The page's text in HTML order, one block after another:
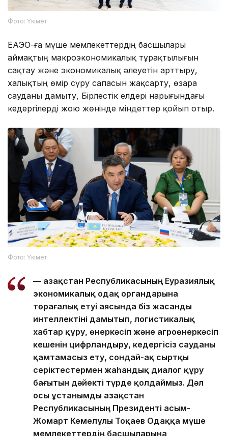
Фото: Үкімет
ЕАЭО-ға мүше мемлекеттердің басшылары
аймақтың макроэкономикалық тұрақтылығын
сақтау және экономикалық әлеуетін арттыру,
халықтың өмір сүру сапасын жақсарту, өзара
сауданы дамыту, Бірлестік елдері нарығындағы
кедергілерді жою жөнінде міндеттер қойып отыр.
Фото: Үкімет
— Қазақстан Республикасының Еуразиялық
экономикалық одақ органдарына
төрағалық етуі аясында біз жасанды
интеллектіні дамытып, логистикалық
хабтар құру, өнеркәсіп және агроөнеркәсіп
кешенін цифрландыру, кедергісіз сауданы
қамтамасыз ету, сондай-ақ сыртқы
серіктестермен жаһандық диалог құру
бағытын дәйекті түрде қолдаймыз. Дәл
осы ұстанымды Қазақстан
Республикасының Президенті Қасым-
Жомарт Кемелұлы Тоқаев Одаққа мүше
мемлекеттердің басшыларына